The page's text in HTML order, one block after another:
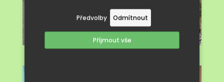
Předvolby Odmítnout
Příjmout vše